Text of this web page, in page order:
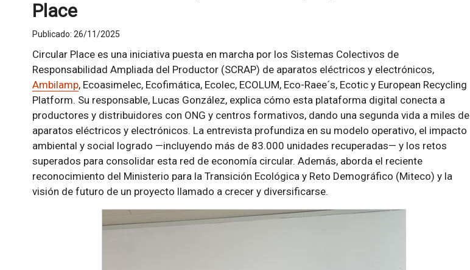
Place
Publicado: 26/11/2025
Circular Place es una iniciativa puesta en marcha por los Sistemas Colectivos de
Responsabilidad Ampliada del Productor (SCRAP) de aparatos eléctricos y electrónicos,
Ambilamp, Ecoasimelec, Ecofimática, Ecolec, ECOLUM, Eco-Raee´s, Ecotic y European Recycling
Platform. Su responsable, Lucas González, explica cómo esta plataforma digital conecta a
productores y distribuidores con ONG y centros formativos, dando una segunda vida a miles de
aparatos eléctricos y electrónicos. La entrevista profundiza en su modelo operativo, el impacto
ambiental y social logrado —incluyendo más de 83.000 unidades recuperadas— y los retos
superados para consolidar esta red de economía circular. Además, aborda el reciente
reconocimiento del Ministerio para la Transición Ecológica y Reto Demográfico (Miteco) y la
visión de futuro de un proyecto llamado a crecer y diversificarse.